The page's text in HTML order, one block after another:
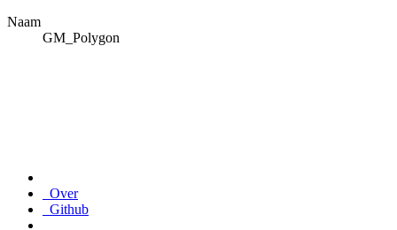
Naam
GM_Polygon
Over
Github